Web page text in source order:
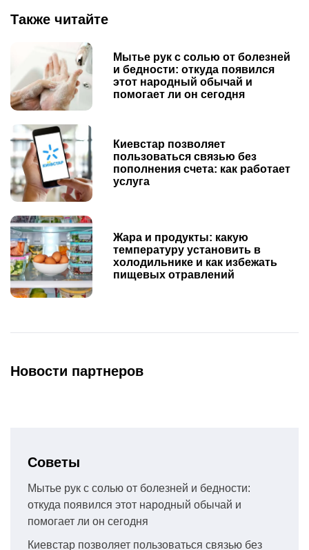
Также читайте
Мытье рук с солью от болезней
и бедности: откуда появился
этот народный обычай и
помогает ли он сегодня
Киевстар позволяет
пользоваться связью без
пополнения счета: как работает
услуга
Жара и продукты: какую
температуру установить в
холодильнике и как избежать
пищевых отравлений
Новости партнеров
Советы
Мытье рук с солью от болезней и бедности:
откуда появился этот народный обычай и
помогает ли он сегодня
Киевстар позволяет пользоваться связью без